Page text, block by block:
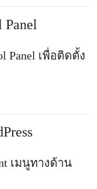
Panel เพื่อติดตั้ง
เมนูทางด้าน